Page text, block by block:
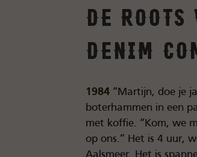
De roots
Denim
1984 “Martijn, doe je
boterhammen in een
met koffie. “Kom, we
op ons.” Het is 4 uur,
Aalsmeer. Het is